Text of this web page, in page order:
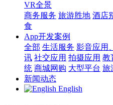
VR全景
商务服务 旅游胜地 酒店
食
App开发案例
全部 生活服务 影音应用
讯 社交应用 拍摄应用 教
统 商城网购 大型平台 旅
新闻动态
English